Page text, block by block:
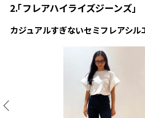
2.「フレアハイライズジーンズ」
カジュアルすぎないセミフレアシル